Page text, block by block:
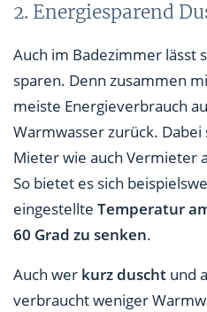
2. Energiesparend
Auch im Badezimmer lässt
sparen. Denn zusammen
meiste Energieverbrauch
Warmwasser zurück.
Mieter wie auch Vermieter
So bietet es sich
eingestellte Temperatur
60 Grad zu senken.
Auch wer kurz duscht und
verbraucht weniger